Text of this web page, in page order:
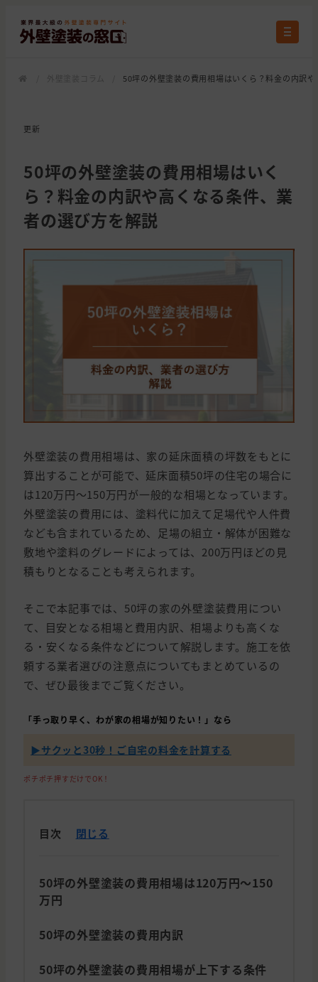
50坪の外壁塗装の費用相場はいくら？料金の内訳
更新
50坪の外壁塗装の費用相場はいく
ら？料金の内訳や高くなる条件、業
者の選び方を解説
外壁塗装の費用相場は、家の延床面積の坪数をもとに
算出することが可能で、延床面積50坪の住宅の場合に
は120万円〜150万円が一般的な相場となっています。
外壁塗装の費用には、塗料代に加えて足場代や人件費
なども含まれているため、足場の組立・解体が困難な
敷地や塗料のグレードによっては、200万円ほどの見
積もりとなることも考えられます。
そこで本記事では、50坪の家の外壁塗装費用につい
て、目安となる相場と費用内訳、相場よりも高くな
る・安くなる条件などについて解説します。施工を依
頼する業者選びの注意点についてもまとめているの
で、ぜひ最後までご覧ください。
「手っ取り早く、わが家の相場が知りたい！」なら
▶︎サクッと30秒！ご自宅の料金を計算する
ポチポチ押すだけでOK！
目次 閉じる
50坪の外壁塗装の費用相場は120万円〜150
万円
50坪の外壁塗装の費用内訳
50坪の外壁塗装の費用相場が上下する条件